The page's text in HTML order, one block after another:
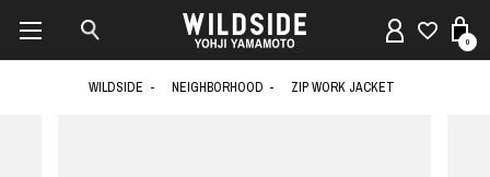
0
WILDSIDE NEIGHBORHOOD ZIP WORK JACKET